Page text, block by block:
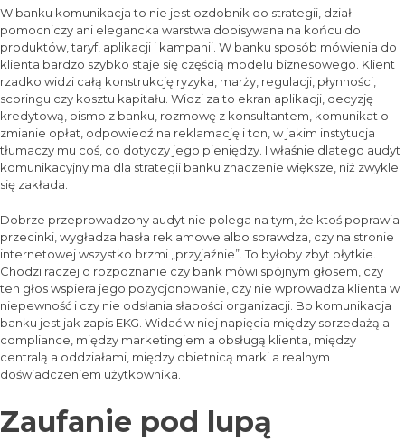
W banku komunikacja to nie jest ozdobnik do strategii, dział
pomocniczy ani elegancka warstwa dopisywana na końcu do
produktów, taryf, aplikacji i kampanii. W banku sposób mówienia do
klienta bardzo szybko staje się częścią modelu biznesowego. Klient
rzadko widzi całą konstrukcję ryzyka, marży, regulacji, płynności,
scoringu czy kosztu kapitału. Widzi za to ekran aplikacji, decyzję
kredytową, pismo z banku, rozmowę z konsultantem, komunikat o
zmianie opłat, odpowiedź na reklamację i ton, w jakim instytucja
tłumaczy mu coś, co dotyczy jego pieniędzy. I właśnie dlatego audyt
komunikacyjny ma dla strategii banku znaczenie większe, niż zwykle
się zakłada.
Dobrze przeprowadzony audyt nie polega na tym, że ktoś poprawia
przecinki, wygładza hasła reklamowe albo sprawdza, czy na stronie
internetowej wszystko brzmi „przyjaźnie”. To byłoby zbyt płytkie.
Chodzi raczej o rozpoznanie czy bank mówi spójnym głosem, czy
ten głos wspiera jego pozycjonowanie, czy nie wprowadza klienta w
niepewność i czy nie odsłania słabości organizacji. Bo komunikacja
banku jest jak zapis EKG. Widać w niej napięcia między sprzedażą a
compliance, między marketingiem a obsługą klienta, między
centralą a oddziałami, między obietnicą marki a realnym
doświadczeniem użytkownika.
Zaufanie pod lupą